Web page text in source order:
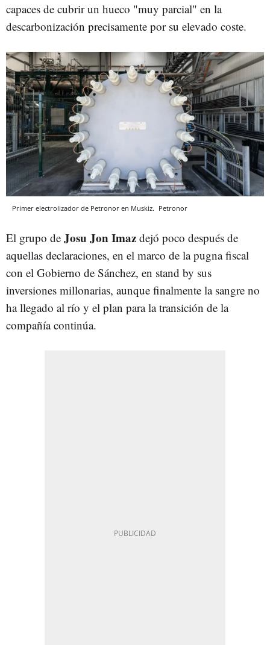
capaces de cubrir un hueco "muy parcial" en la
descarbonización precisamente por su elevado coste.
Primer electrolizador de Petronor en Muskiz. Petronor
El grupo de Josu Jon Imaz dejó poco después de
aquellas declaraciones, en el marco de la pugna fiscal
con el Gobierno de Sánchez, en stand by sus
inversiones millonarias, aunque finalmente la sangre no
ha llegado al río y el plan para la transición de la
compañía continúa.